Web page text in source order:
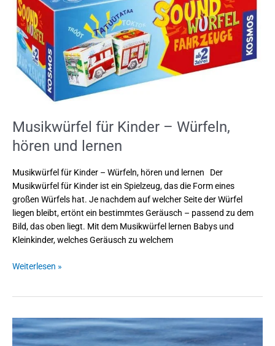
Musikwürfel für Kinder – Würfeln,
hören und lernen
Musikwürfel für Kinder – Würfeln, hören und lernen Der
Musikwürfel für Kinder ist ein Spielzeug, das die Form eines
großen Würfels hat. Je nachdem auf welcher Seite der Würfel
liegen bleibt, ertönt ein bestimmtes Geräusch – passend zu dem
Bild, das oben liegt. Mit dem Musikwürfel lernen Babys und
Kleinkinder, welches Geräusch zu welchem
Würfeln,
hören
und
lernen
Weiterlesen »
Babybälle